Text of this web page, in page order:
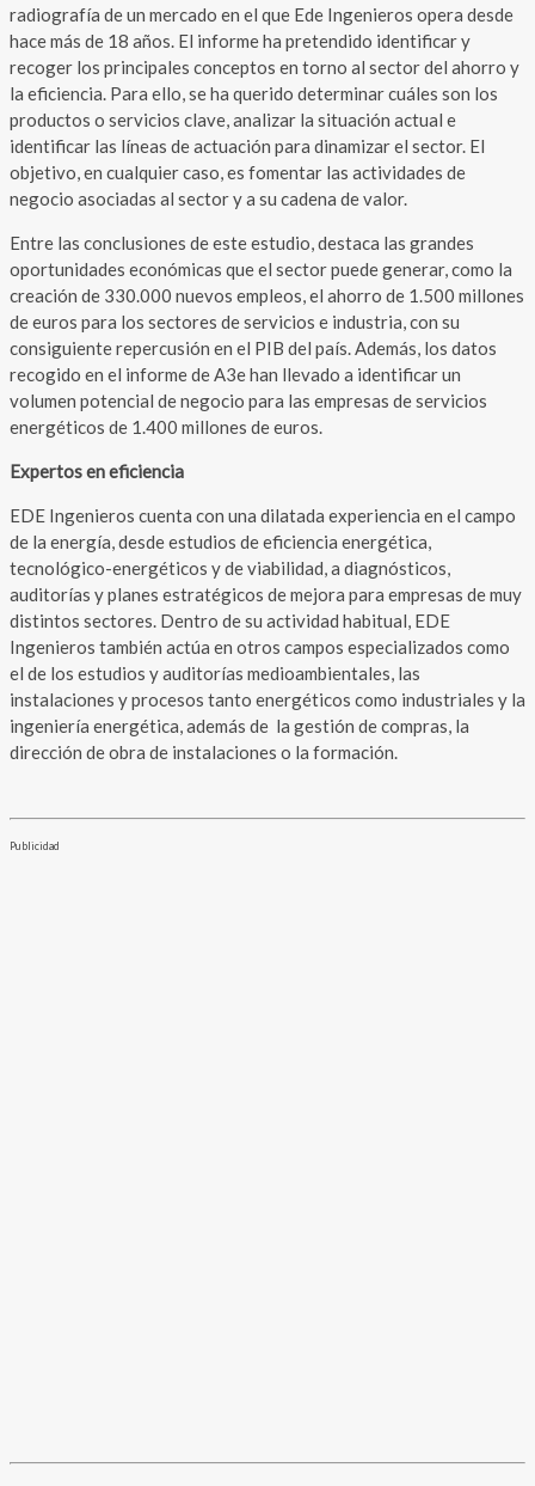
radiografía de un mercado en el que Ede Ingenieros opera desde
hace más de 18 años. El informe ha pretendido identificar y
recoger los principales conceptos en torno al sector del ahorro y
la eficiencia. Para ello, se ha querido determinar cuáles son los
productos o servicios clave, analizar la situación actual e
identificar las líneas de actuación para dinamizar el sector. El
objetivo, en cualquier caso, es fomentar las actividades de
negocio asociadas al sector y a su cadena de valor.
Entre las conclusiones de este estudio, destaca las grandes
oportunidades económicas que el sector puede generar, como la
creación de 330.000 nuevos empleos, el ahorro de 1.500 millones
de euros para los sectores de servicios e industria, con su
consiguiente repercusión en el PIB del país. Además, los datos
recogido en el informe de A3e han llevado a identificar un
volumen potencial de negocio para las empresas de servicios
energéticos de 1.400 millones de euros.
Expertos en eficiencia
EDE Ingenieros cuenta con una dilatada experiencia en el campo
de la energía, desde estudios de eficiencia energética,
tecnológico-energéticos y de viabilidad, a diagnósticos,
auditorías y planes estratégicos de mejora para empresas de muy
distintos sectores. Dentro de su actividad habitual, EDE
Ingenieros también actúa en otros campos especializados como
el de los estudios y auditorías medioambientales, las
instalaciones y procesos tanto energéticos como industriales y la
ingeniería energética, además de la gestión de compras, la
dirección de obra de instalaciones o la formación.
Publicidad